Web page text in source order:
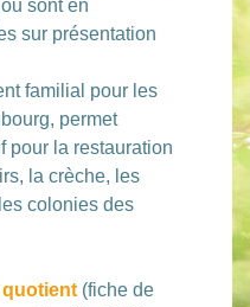
sont en
sur présentation
familial pour les
permet
pour la restauration
la crèche, les
colonies des
quotient (fiche de